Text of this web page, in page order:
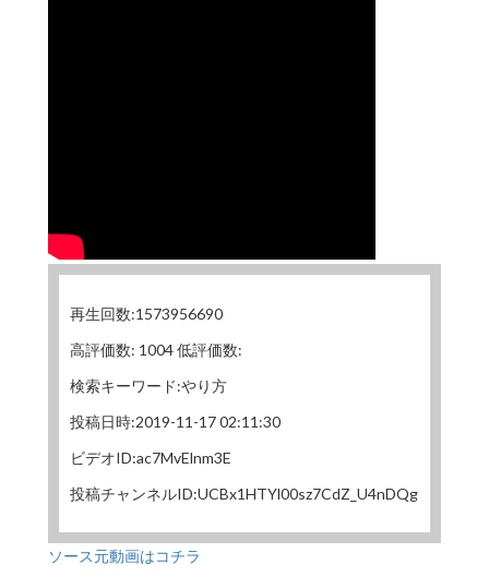
再生回数:1573956690
高評価数: 1004 低評価数:
検索キーワード:やり方
投稿日時:2019-11-17 02:11:30
ビデオID:ac7MvElnm3E
投稿チャンネルID:UCBx1HTYl00sz7CdZ_U4nDQg
ソース元動画はコチラ